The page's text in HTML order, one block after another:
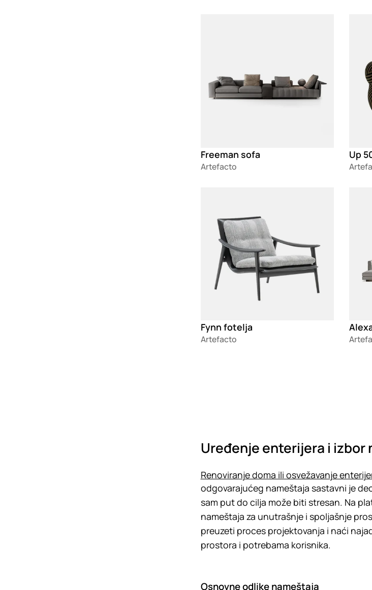
Freeman sofa
Artefacto
Up
Fynn fotelja
Artefacto
Uređenje enterijera i izbor
Renoviranje doma ili osvežavanje
odgovarajućeg nameštaja sastavni je
sam put do cilja može biti stresan. Na
nameštaja za unutrašnje i spoljašnje
preuzeti proces projektovanja i naći
prostora i potrebama korisnika.
Osnovne odlike nameštaja